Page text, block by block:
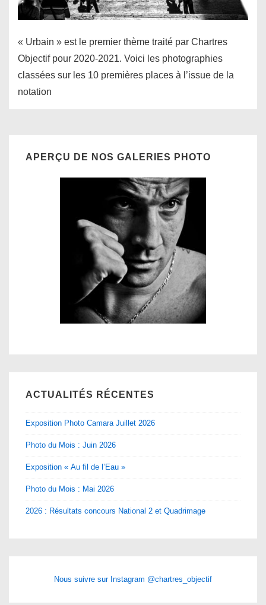
« Urbain » est le premier thème traité par Chartres
Objectif pour 2020-2021. Voici les photographies
classées sur les 10 premières places à l’issue de la
notation
APERÇU DE NOS GALERIES PHOTO
ACTUALITÉS RÉCENTES
Exposition Photo Camara Juillet 2026
Photo du Mois : Juin 2026
Exposition « Au fil de l’Eau »
Photo du Mois : Mai 2026
2026 : Résultats concours National 2 et Quadrimage
Nous suivre sur Instagram @chartres_objectif